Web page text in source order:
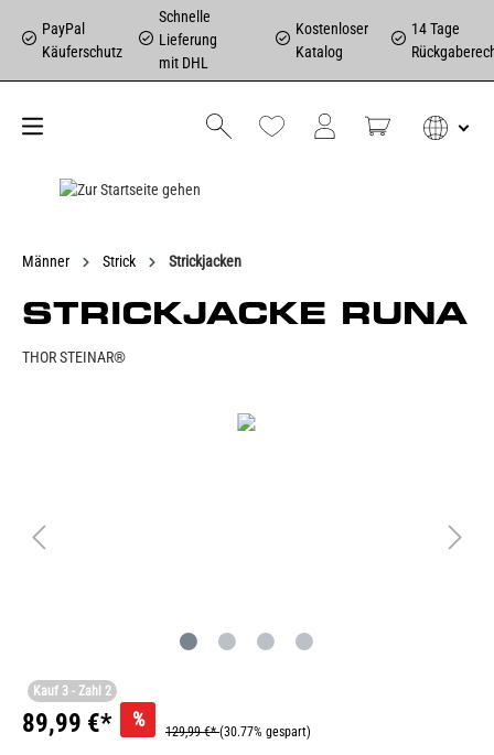
PayPal
Käuferschutz
Schnelle
Lieferung
mit DHL
Kostenloser
Katalog
14 Tage
Männer Strick Strickjacken
STRICKJACKE RUNA
THOR STEINAR®
Kauf 3 - Zahl 2
89,99 €* %
129,99 €*(30.77% gespart)